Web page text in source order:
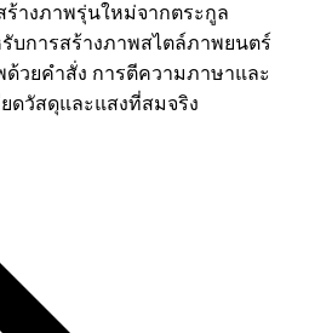
สร้างภาพรุ่นใหม่จากตระกูล
รับการสร้างภาพสไตล์ภาพยนตร์
วยคำสั่ง การตีความภาษาและ
ดวัสดุและแสงที่สมจริง